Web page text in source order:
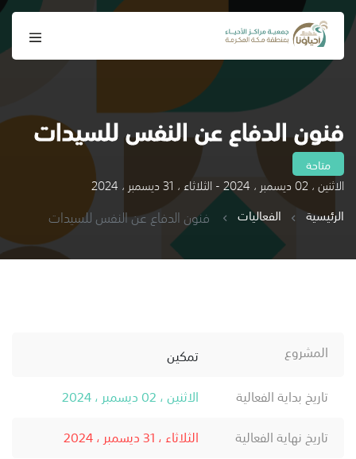
فنون الدفاع عن النفس للسيدات
متاحة
الاثنين ، 02 ديسمبر ، 2024 - الثلاثاء ، 31 ديسمبر ، 2024
الرئيسية
الفعاليات فنون الدفاع عن النفس للسيدات
المشروع
تمكين
تاريخ بداية الفعالية
الاثنين ، 02 ديسمبر ، 2024
تاريخ نهاية الفعالية
الثلاثاء ، 31 ديسمبر ، 2024